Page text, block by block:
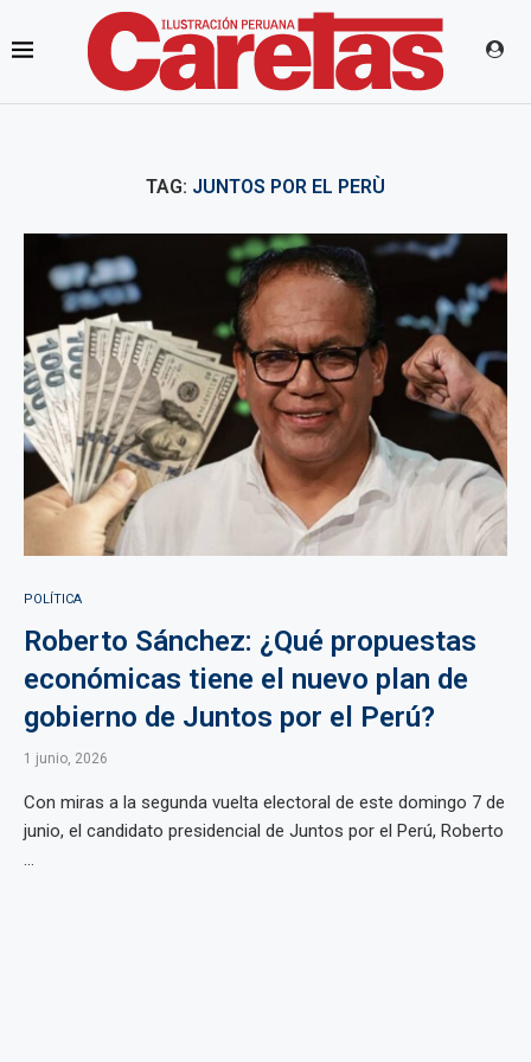
TAG: JUNTOS POR EL PERÙ
POLÍTICA
Roberto Sánchez: ¿Qué propuestas
económicas tiene el nuevo plan de
gobierno de Juntos por el Perú?
1 junio, 2026
Con miras a la segunda vuelta electoral de este domingo 7 de
junio, el candidato presidencial de Juntos por el Perú, Roberto
...